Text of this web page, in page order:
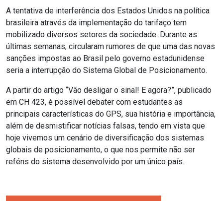
A tentativa de interferência dos Estados Unidos na política
brasileira através da implementação do tarifaço tem
mobilizado diversos setores da sociedade. Durante as
últimas semanas, circularam rumores de que uma das novas
sanções impostas ao Brasil pelo governo estadunidense
seria a interrupção do Sistema Global de Posicionamento.
A partir do artigo “Vão desligar o sinal! E agora?”, publicado
em CH 423, é possível debater com estudantes as
principais características do GPS, sua história e importância,
além de desmistificar notícias falsas, tendo em vista que
hoje vivemos um cenário de diversificação dos sistemas
globais de posicionamento, o que nos permite não ser
reféns do sistema desenvolvido por um único país.